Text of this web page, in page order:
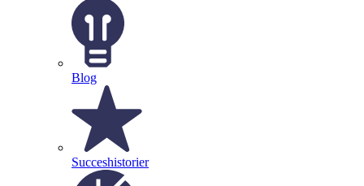
Blog
Succeshistorier